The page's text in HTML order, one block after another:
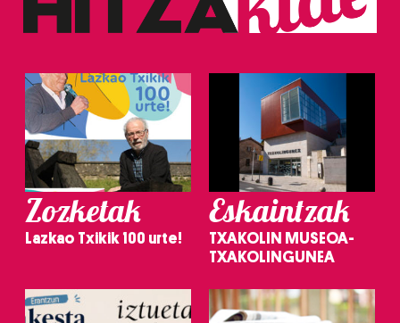
Zozketak
Lazkao Txikik 100 urte!
Eskaintzak
TXAKOLIN MUSEOA-
TXAKOLINGUNEA